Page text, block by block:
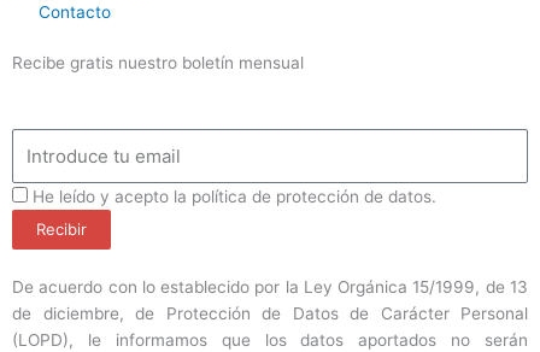
Contacto
Recibe gratis nuestro boletín mensual
ProteccionDatos
He leído y acepto la política de protección de datos.
Recibir
De acuerdo con lo establecido por la Ley Orgánica 15/1999, de 13
de diciembre, de Protección de Datos de Carácter Personal
(LOPD), le informamos que los datos aportados no serán